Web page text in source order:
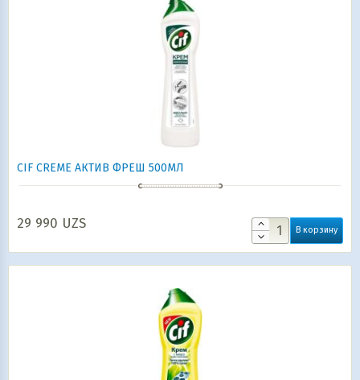
CIF CREME АКТИВ ФРЕШ 500МЛ
29 990 UZS В корзину